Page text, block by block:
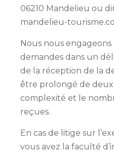
06210 Mandelieu ou
mandelieu-
Nous nous
demandes dans un
de la réception de la
être prolongé de deux
complexité et le
reçues.
En cas de litige sur
vous avez la faculté